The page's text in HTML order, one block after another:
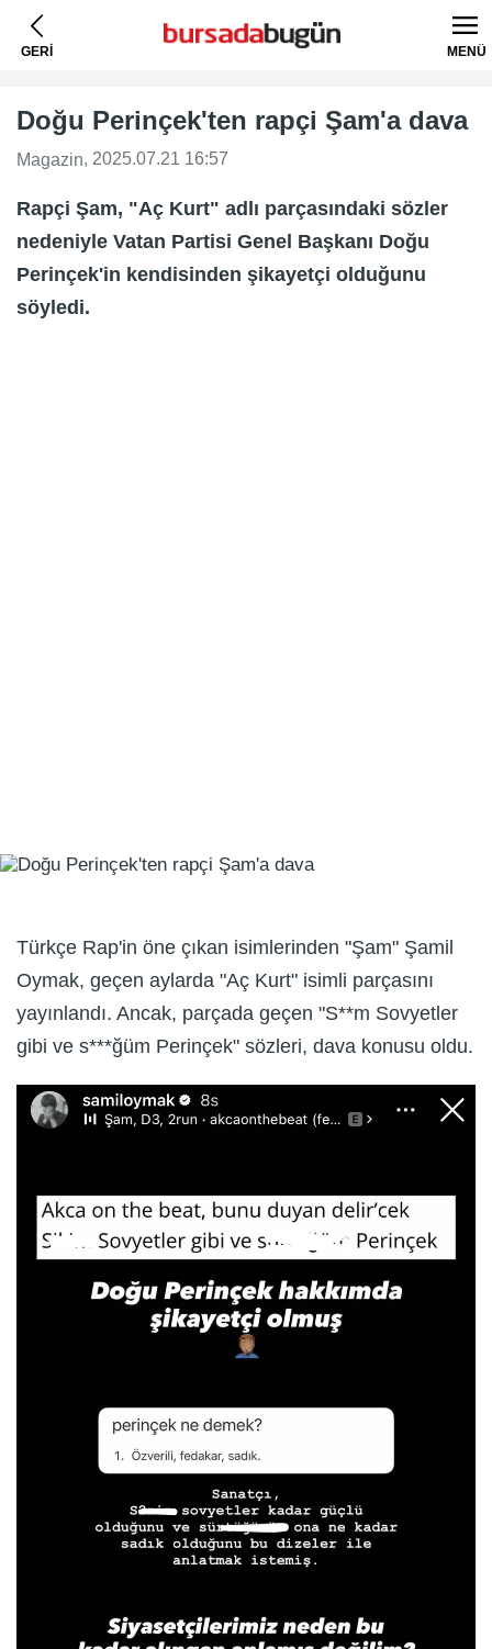
GERİ MENÜ
Doğu Perinçek'ten rapçi Şam'a dava
Magazin, 2025.07.21 16:57
Rapçi Şam, "Aç Kurt" adlı parçasındaki sözler
nedeniyle Vatan Partisi Genel Başkanı Doğu
Perinçek'in kendisinden şikayetçi olduğunu
söyledi.
Türkçe Rap'in öne çıkan isimlerinden "Şam" Şamil
Oymak, geçen aylarda "Aç Kurt" isimli parçasını
yayınlandı. Ancak, parçada geçen "S**m Sovyetler
gibi ve s***ğüm Perinçek" sözleri, dava konusu oldu.